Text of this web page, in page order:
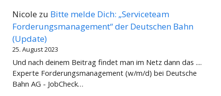
Nicole zu Bitte melde Dich: „Serviceteam
Forderungsmanagement“ der Deutschen Bahn
(Update)
25. August 2023
Und nach deinem Beitrag findet man im Netz dann das ....
Experte Forderungsmanagement (w/m/d) bei Deutsche
Bahn AG - JobCheck…